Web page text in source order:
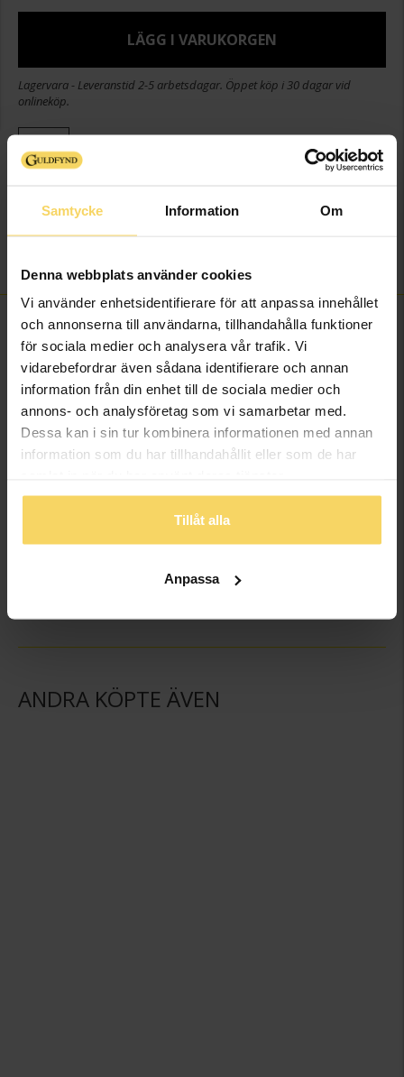
Samtycke Information Om
Denna webbplats använder cookies
Vi använder enhetsidentifierare för att anpassa innehållet
och annonserna till användarna, tillhandahålla funktioner
för sociala medier och analysera vår trafik. Vi
vidarebefordrar även sådana identifierare och annan
information från din enhet till de sociala medier och
annons- och analysföretag som vi samarbetar med.
Dessa kan i sin tur kombinera informationen med annan
information som du har tillhandahållit eller som de har
Tillåt alla
Anpassa
LÄGG I VARUKORGEN
Lagervara - Leveranstid 2-5 arbetsdagar. Öppet köp i 30 dagar vid
onlineköp.
Höjd ca (mm)
9
Varumärke
FINNS OCKSÅ SOM
ANDRA KÖPTE ÄVEN